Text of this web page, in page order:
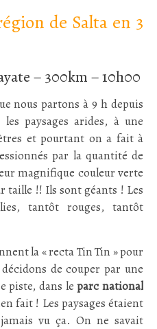
de Salta en 3
– 300km – 10h00
nous partons à 9 h depuis
paysages arides, à une
et pourtant on a fait à
par la quantité de
magnifique couleur verte
taille !! Ils sont géants ! Les
tantôt rouges, tantôt
la « recta Tin Tin » pour
de couper par une
piste, dans leparc national
fait ! Les paysages étaient
vu ça. On ne savait